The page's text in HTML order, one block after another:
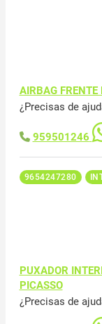
AIRBAG FRENTE
¿Precisas de
959501246
9654247280
PUXADOR
PICASSO
¿Precisas de